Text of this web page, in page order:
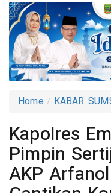
Home KABAR
Kapolres
Pimpin
AKP